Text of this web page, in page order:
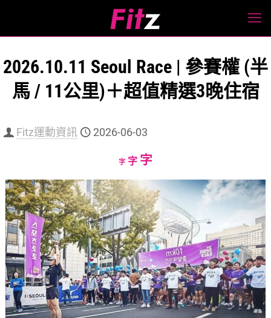
2026.10.11 Seoul Race | 參賽權 (半
馬 / 11公里)＋超值精選3晚住宿
Fitz運動資訊 2026-06-03
字Decrease
size.
字Reset
size.
字Increase
size.